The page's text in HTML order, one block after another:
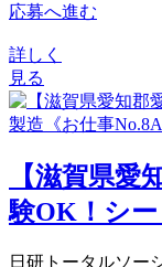
応募へ進む
詳しく
見る
【滋賀県愛
験OK！シー
日研トータルソー